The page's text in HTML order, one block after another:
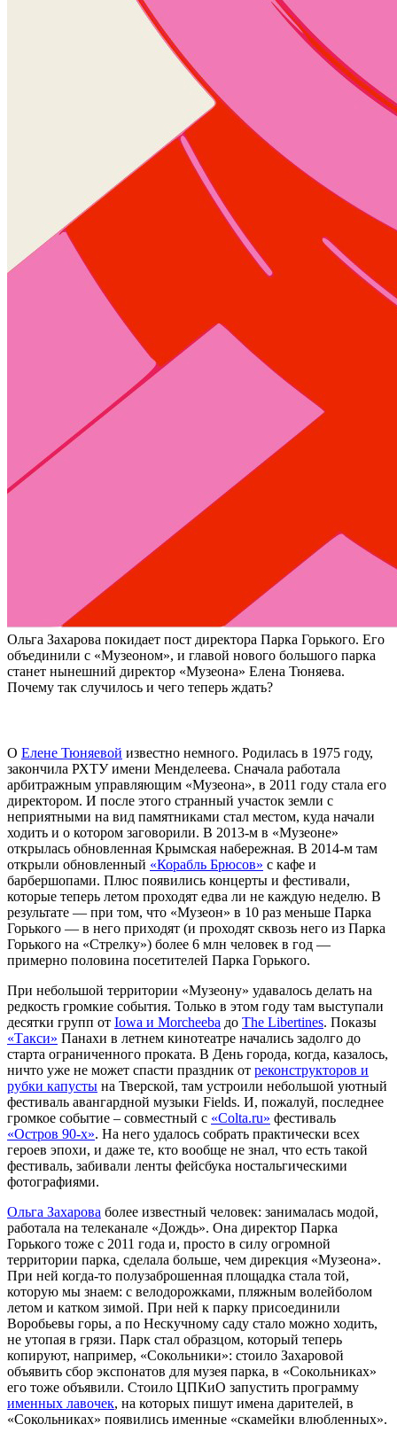
Ольга Захарова покидает пост директора Парка Горького. Его
объединили с «Музеоном», и главой нового большого парка
станет нынешний директор «Музеона» Елена Тюняева.
Почему так случилось и чего теперь ждать?
О Елене Тюняевой известно немного. Родилась в 1975 году,
закончила РХТУ имени Менделеева. Сначала работала
арбитражным управляющим «Музеона», в 2011 году стала его
директором. И после этого странный участок земли с
неприятными на вид памятниками стал местом, куда начали
ходить и о котором заговорили. В 2013-м в «Музеоне»
открылась обновленная Крымская набережная. В 2014-м там
открыли обновленный «Корабль Брюсов» с кафе и
барбершопами. Плюс появились концерты и фестивали,
которые теперь летом проходят едва ли не каждую неделю. В
результате — при том, что «Музеон» в 10 раз меньше Парка
Горького — в него приходят (и проходят сквозь него из Парка
Горького на «Стрелку») более 6 млн человек в год —
примерно половина посетителей Парка Горького.
При небольшой территории «Музеону» удавалось делать на
редкость громкие события. Только в этом году там выступали
десятки групп от Iowa и Morcheeba до The Libertines. Показы
«Такси» Панахи в летнем кинотеатре начались задолго до
старта ограниченного проката. В День города, когда, казалось,
ничто уже не может спасти праздник от реконструкторов и
рубки капусты на Тверской, там устроили небольшой уютный
фестиваль авангардной музыки Fields. И, пожалуй, последнее
громкое событие – совместный с «Colta.ru» фестиваль
«Остров 90-х». На него удалось собрать практически всех
героев эпохи, и даже те, кто вообще не знал, что есть такой
фестиваль, забивали ленты фейсбука ностальгическими
фотографиями.
Ольга Захарова более известный человек: занималась модой,
работала на телеканале «Дождь». Она директор Парка
Горького тоже с 2011 года и, просто в силу огромной
территории парка, сделала больше, чем дирекция «Музеона».
При ней когда-то полузаброшенная площадка стала той,
которую мы знаем: с велодорожками, пляжным волейболом
летом и катком зимой. При ней к парку присоединили
Воробьевы горы, а по Нескучному саду стало можно ходить,
не утопая в грязи. Парк стал образцом, который теперь
копируют, например, «Сокольники»: стоило Захаровой
объявить сбор экспонатов для музея парка, в «Сокольниках»
его тоже объявили. Стоило ЦПКиО запустить программу
именных лавочек, на которых пишут имена дарителей, в
«Сокольниках» появились именные «скамейки влюбленных».